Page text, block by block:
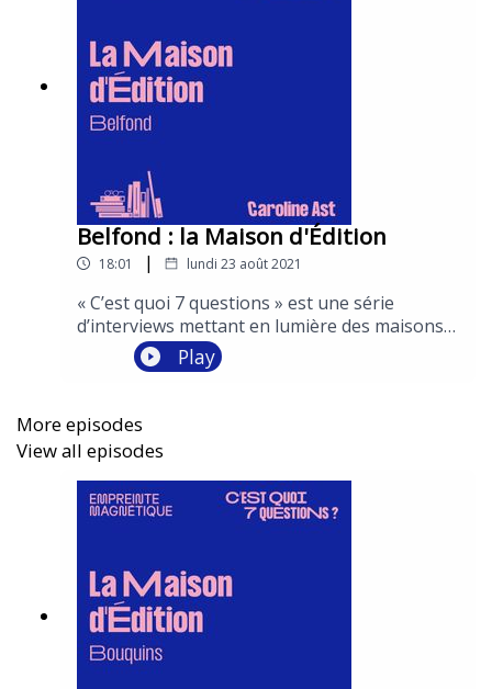
Belfond : la Maison d'Édition
18:01 | lundi 23 août 2021
« C’est quoi 7 questions » est une série
d’interviews mettant en lumière des maisons
d’édition emblématiques à travers le regard de
leurs éditeurs.Deux épisodes sont dédiés à
maison de manière plus générale et le second
mettant à l'honneur la rentrée littéraire
2021. Conception : Vincent Malone et Léa
MarchettiInterviews : Vincent
MaloneProduction et post-production :
Empreinte MagnétiqueEnregistrement et
Garance Thénault et Julien Frison
Play
More episodes
View all episodes